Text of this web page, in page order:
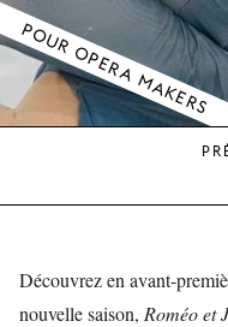
POUR OPERA MAKERS
Découvrez en avant-
nouvelle saison, Roméo et